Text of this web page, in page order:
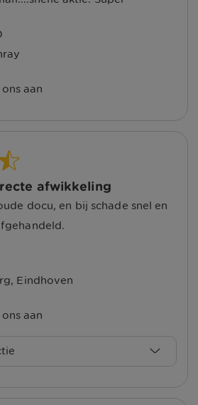
UnitedConsumers, daar doen
groet, Sharon
aan
afwikkeling
docu, en bij schade snel en
, Eindhoven
aan